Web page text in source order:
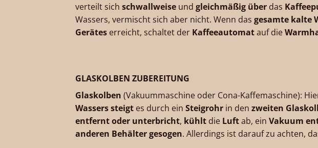
verteilt sich schwallweise und gleichmäßig über das
Wassers, vermischt sich aber nicht. Wenn das gesamte kalte
Gerätes erreicht, schaltet der Kaffeeautomatauf die
GLASKOLBEN ZUBEREITUNG
Glaskolben (Vakuummaschine oder Cona-Kaffemaschine):
Wassers steigt es durch ein Steigrohr in den zweiten
entfernt oder unterbricht, kühlt die Luftab, ein Vakuum
anderen Behälter gesogen. Allerdings ist darauf zu achten,